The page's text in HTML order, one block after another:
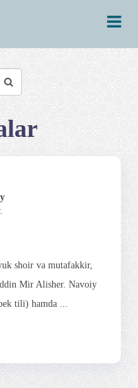
shoir va mutafakkir,
Mir Alisher. Navoiy
tili) hamda ...